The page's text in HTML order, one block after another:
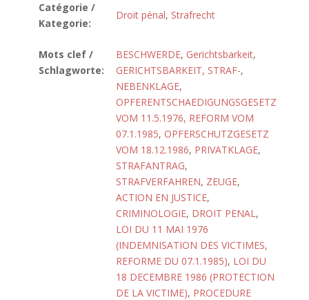
Catégorie /
Kategorie:
Droit pénal, Strafrecht
Mots clef /
Schlagworte:
BESCHWERDE, Gerichtsbarkeit,
GERICHTSBARKEIT, STRAF-,
NEBENKLAGE,
OPFERENTSCHAEDIGUNGSGESETZ
VOM 11.5.1976, REFORM VOM
07.1.1985, OPFERSCHUTZGESETZ
VOM 18.12.1986, PRIVATKLAGE,
STRAFANTRAG,
STRAFVERFAHREN, ZEUGE,
ACTION EN JUSTICE,
CRIMINOLOGIE, DROIT PENAL,
LOI DU 11 MAI 1976
(INDEMNISATION DES VICTIMES,
REFORME DU 07.1.1985), LOI DU
18 DECEMBRE 1986 (PROTECTION
DE LA VICTIME), PROCEDURE